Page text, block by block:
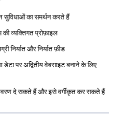
सुविधाओं का समर्थन करते हैं
व्यक्तिगत प्रोफ़ाइल
निर्यात और निर्यात फ़ीड
पर अद्वितीय वेबसाइट बनाने के लिए
दे सकते हैं और इसे वर्गीकृत कर सकते हैं